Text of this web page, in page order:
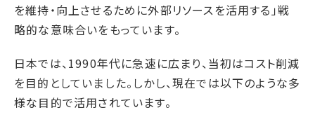
を維持・向上させるために外部リソースを活用する」戦
略的な意味合いをもっています。
日本では、1990年代に急速に広まり、当初はコスト削減
を目的としていました。しかし、現在では以下のような多
様な目的で活用されています。